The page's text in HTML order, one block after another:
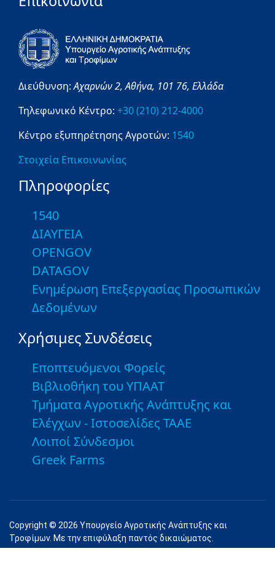
Διεύθυνση:Αχαρνών 2,Αθήνα, 101 76, Ελλάδα
Τηλεφωνικό Κέντρο: +30 (210) 212-4000
Κέντρο εξυπηρέτησης Αγροτών: 1540
Στοιχεία Επικοινωνίας
Πληροφορίες
1540
ΔΙΑΥΓΕΙΑ
OPENGOV
DATAGOV
Ενημέρωση Επεξεργασίας Προσωπικών
Δεδομένων
Χρήσιμες Συνδέσεις
Εποπτευόμενοι Φορείς
Βιβλιοθήκη του ΥΠΑΑΤ
Τμήματα Αγροτικής Ανάπτυξης και
Ελέγχων - Ιστοσελίδες ΤΑΑΕ
Λοιποί Σύνδεσμοι
Greek Farms
Copyright © 2026 Υπουργείο Αγροτικής Ανάπτυξης και
Τροφίμων. Με την επιφύλαξη παντός δικαιώματος.